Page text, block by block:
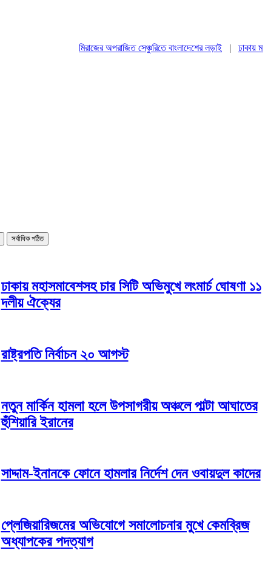
মিরাজের অপরাজিত সেঞ্চুরিতে বাংলাদেশের লড়াই|ঢাকায়
সর্বাধিক পঠিত
ঢাকায় মহাসমাবেশসহ চার সিটি অভিমুখে লংমার্চ ঘোষণা ১১
দলীয় ঐক্যের
রাষ্ট্রপতি নির্বাচন ২০ আগস্ট
নতুন মার্কিন হামলা হলে উপসাগরীয় অঞ্চলে পাল্টা আঘাতের
হুঁশিয়ারি ইরানের
সাদ্দাম-ইনানকে ফোনে হামলার নির্দেশ দেন ওবায়দুল কাদের
প্লেজিয়ারিজমের অভিযোগে সমালোচনার মুখে কেমব্রিজ
অধ্যাপকের পদত্যাগ